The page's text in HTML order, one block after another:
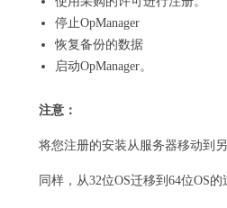
停止OpManager
恢复备份的数据
启动OpManager。
注意：
将您注册的安装从服务器移动到
同样，从32位OS迁移到64位OS的